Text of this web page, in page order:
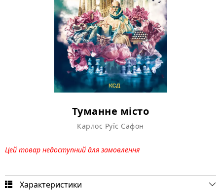
Туманне місто
Карлос Руїс Сафон
Цей товар недоступний для замовлення
Характеристики